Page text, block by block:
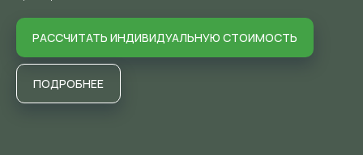
РАССЧИТАТЬ ИНДИВИДУАЛЬНУЮ СТОИМОСТЬ
ПОДРОБНЕЕ